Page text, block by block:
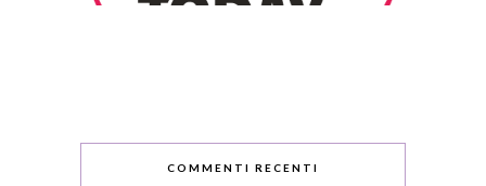
COMMENTI RECENTI